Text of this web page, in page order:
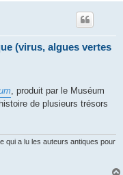
(virus, algues vertes
, produit par le Muséum
de plusieurs trésors
qui a lu les auteurs antiques pour